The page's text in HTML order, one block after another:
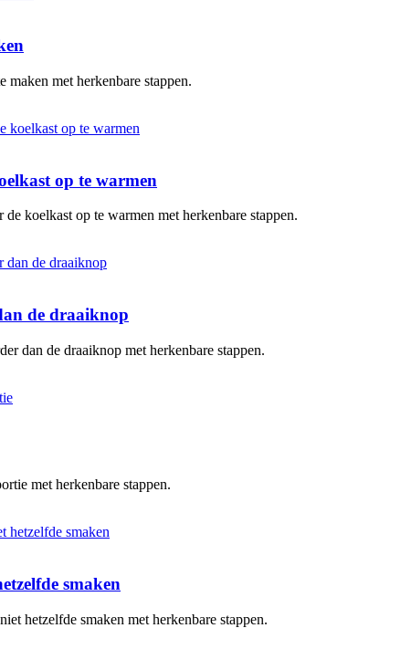
maken met herkenbare stappen.
op te warmen
koelkast op te warmen met herkenbare stappen.
de draaiknop
dan de draaiknop met herkenbare stappen.
met herkenbare stappen.
smaken
hetzelfde smaken met herkenbare stappen.